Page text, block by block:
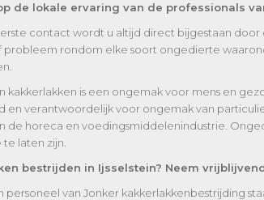
de lokale ervaring van de professionals
contact wordt u altijd direct bijgestaan
probleem rondom elke soort ongedierte
kakkerlakken is een ongemak voor mens en
en verantwoordelijk voor ongemak van
de horeca en voedingsmiddelenindustrie.
laten zijn.
bestrijden in Ijsselstein? Neem
personeel van Jonker kakkerlakkenbestrijding